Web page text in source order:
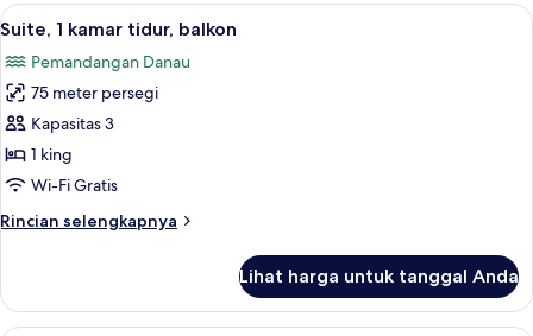
Tempat
Twin,
pemandangan
Lihat
semua
foto
untuk
Suite,
1
kamar
balkon
Seprai premium, minibar, brankas,
6
Suite, 1 kamar tidur, balkon
Pemandangan Danau
75 meter persegi
Kapasitas 3
1 king
Wi-Fi Gratis
Rincian selengkapnya
Rincian
Suite,
Lihat harga untuk tanggal Anda